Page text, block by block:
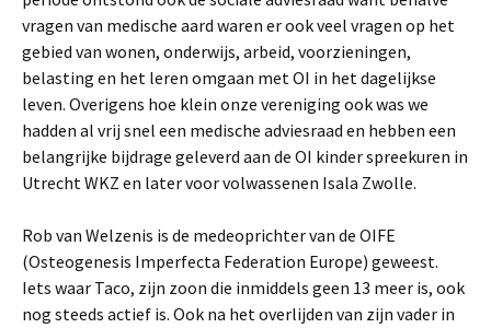
vragen van medische aard waren er ook veel vragen op het
gebied van wonen, onderwijs, arbeid, voorzieningen,
belasting en het leren omgaan met OI in het dagelijkse
leven. Overigens hoe klein onze vereniging ook was we
hadden al vrij snel een medische adviesraad en hebben een
belangrijke bijdrage geleverd aan de OI kinder spreekuren in
Utrecht WKZ en later voor volwassenen Isala Zwolle.
Rob van Welzenis is de medeoprichter van de OIFE
(Osteogenesis Imperfecta Federation Europe) geweest.
Iets waar Taco, zijn zoon die inmiddels geen 13 meer is, ook
nog steeds actief is. Ook na het overlijden van zijn vader in